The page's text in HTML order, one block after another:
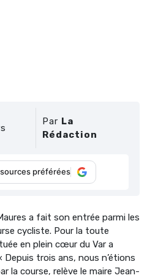
Par La
Rédaction
sources préférées
a fait son entrée parmi les
cycliste. Pour la toute
en plein cœur du Var a
Depuis trois ans, nous n’étions
la course, relève le maire Jean-